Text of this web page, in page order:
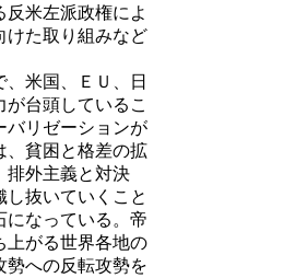
米左派政権によ
けた取り組みなど
米国、ＥＵ、日
台頭しているこ
バリゼーションが
、貧困と格差の拡
排外主義と対決
し抜いていくこと
になっている。帝
上がる世界各地の
勢への反転攻勢を